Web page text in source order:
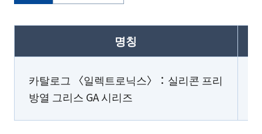
명칭
카탈로그 〈일렉트로닉스〉：실리콘 프리
방열 그리스 GA 시리즈